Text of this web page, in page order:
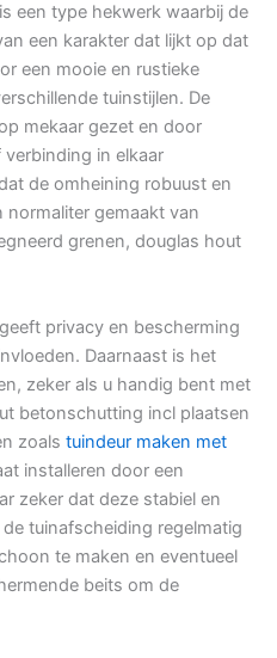
een type hekwerk waarbij de
een karakter dat lijkt op dat
een mooie en rustieke
tuinstijlen. De
mekaar gezet en door
in elkaar
de omheining robuust en
normaliter gemaakt van
grenen, douglas hout
privacy en bescherming
Daarnaast is het
zeker als u handig bent met
betonschutting incl plaatsen
zoals tuindeur maken met
installeren door een
zeker dat deze stabiel en
tuinafscheiding regelmatig
te maken en eventueel
beits om de